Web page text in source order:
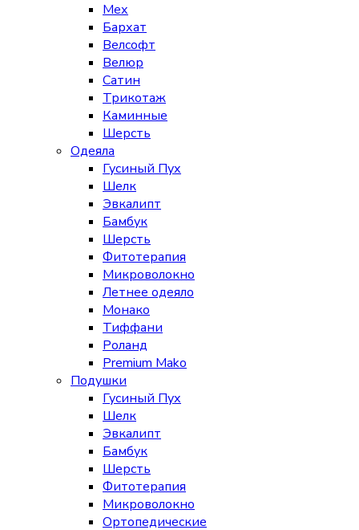
Мех
Бархат
Велсофт
Велюр
Сатин
Трикотаж
Каминные
Шерсть
Одеяла
Гусиный Пух
Шелк
Эвкалипт
Бамбук
Шерсть
Фитотерапия
Микроволокно
Летнее одеяло
Монако
Тиффани
Роланд
Premium Mako
Подушки
Гусиный Пух
Шелк
Эвкалипт
Бамбук
Шерсть
Фитотерапия
Микроволокно
Ортопедические